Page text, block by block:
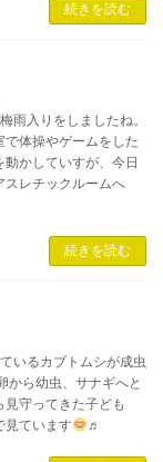
続きを読む
梅雨入りをしましたね。
体操やゲームをした
動かしていすが、今日
スレチックルームへ
続きを読む
いるカブトムシが成虫
から幼虫、サナギへと
守ってきた子ども
見ています
♬